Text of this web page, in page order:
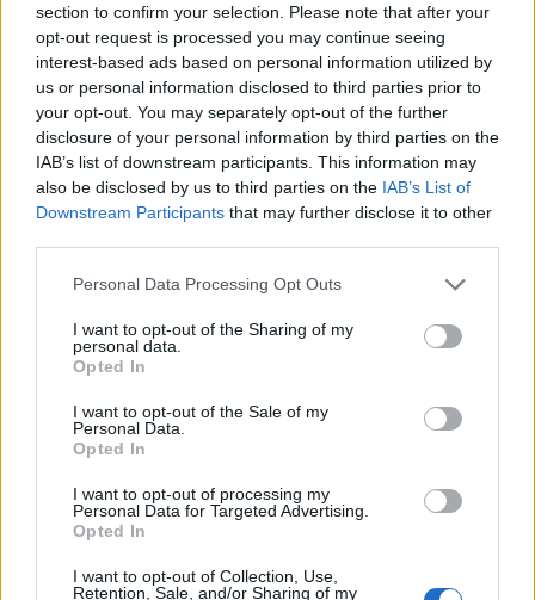
section to confirm your selection. Please note that after your
opt-out request is processed you may continue seeing
interest-based ads based on personal information utilized by
us or personal information disclosed to third parties prior to
your opt-out. You may separately opt-out of the further
disclosure of your personal information by third parties on the
IAB’s list of downstream participants. This information may
also be disclosed by us to third parties on the IAB’s List of
Downstream Participants that may further disclose it to other
Please note that this website/app uses one or more Google
not limited to your visit or usage behaviour. You may click to
grant or deny consent to Google and its third-party tags to
use your data for below specified purposes in below Google
consent section.
Personal Data Processing Opt Outs
I want to opt-out of the Sharing of my
personal data.
Opted In
I want to opt-out of the Sale of my
Personal Data.
Opted In
I want to opt-out of processing my
Personal Data for Targeted Advertising.
Opted In
I want to opt-out of Collection, Use,
Retention, Sale, and/or Sharing of my
Kate Middleton kasmírmintás ruhában
Fotó:Rexfeatures